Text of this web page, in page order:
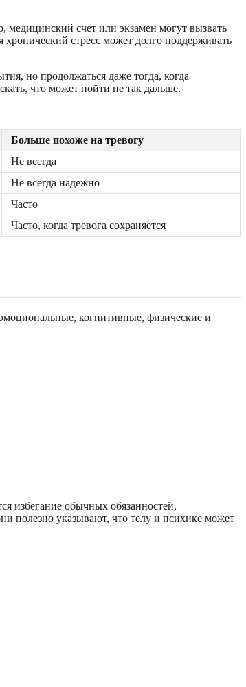
счет или экзамен могут вызвать
хронический стресс может долго поддерживать
но продолжаться даже тогда, когда
что может пойти не так дальше.
Больше похоже на тревогу
Не всегда
Не всегда надежно
Часто
Часто, когда тревога сохраняется
когнитивные, физические и
избегание обычных обязанностей,
полезно указывают, что телу и психике может